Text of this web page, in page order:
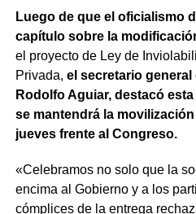
Luego de que el oficialismo
capítulo sobre la
el proyecto de Ley de
Privada, el secretario general
Rodolfo Aguiar, destacó
se mantendrá la
jueves frente al Congreso.
«Celebramos no solo que la
encima al Gobierno y a los
cómplices de la entrega